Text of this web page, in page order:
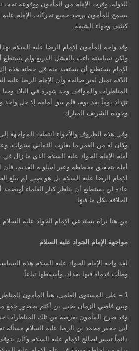
للدولة، وقرب الإمام من المأمون ووقوعه تحت
يسمح للمأمون برصد جميع تحركات الإمام عليه
كشف وجهاء الشيعة.
وقد واجه المأمون الإمام الرضا عليه السلام
ولكن سياسته باءت بالفشل الذريع ولم
الإمام يستطيع أن يستفيد منه في خطته هذه
الدّفة تميل لغير صالحه وأن الإمام الرضا عليه
المناظرات والمواقف وجد شهرة في البلاد وحبا
تزداد يوماً بعد يوم، فلم يبق أمامه إلا حل
وجوده الشريف المبارك.
وفي هذه الظروف والأجواء انتقلت المواجهة إلى
وكان له من العمر ما يقارب الثماني سنوات،
أمام الإمام الجواد عليه السلام الذي ما زال
أمله بتحقيق مخططه وعبر اسلوبه القديم، فإن
الإمام الرضا عليه السلام بل هو صبي لم يبلغ
عادة لن يستطيع أن يناظر كبار العلماء أويصمد
الخلافة بكل ما فيها.
من هنا نراه يستدعي الإمام الجواد عليه السلام
مواجهة الإمام الجواد عليه السلام
لقد واجه الإمام الجواد عليه السلام هذه
وطأت قدماه فيها بغداد، وأسقطها تباعاً:
1 –
على المستوى العلمي، هيأ المأمون
وبين قاضي الزمان يحيى بن أكثم بحضور جمع
وقد صرح المأمون بغرضه من تلك المناظرات
أبي جعفر محمد بن الرضا عليه السلام مسألة
دائماً تسير لصالح الإمام عليه السلام وكان